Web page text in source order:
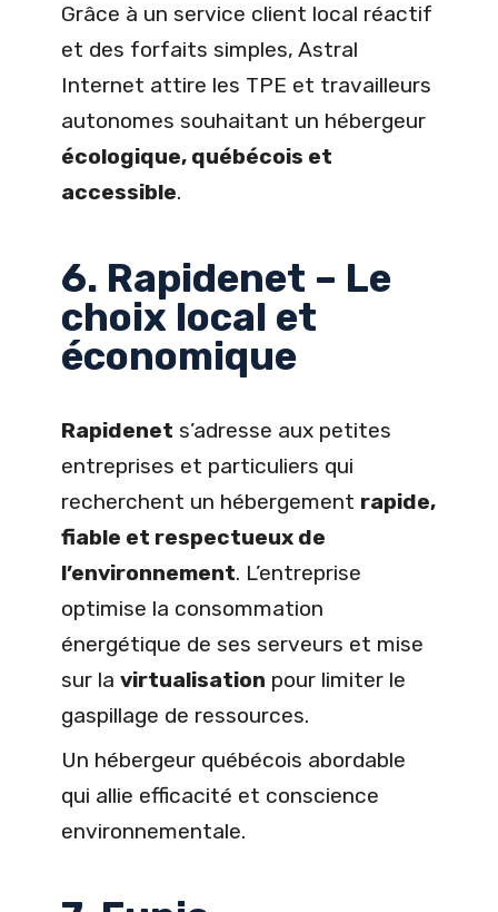
Grâce à un service client local réactif
et des forfaits simples, Astral
Internet attire les TPE et travailleurs
autonomes souhaitant un hébergeur
écologique, québécois et
accessible.
6. Rapidenet – Le
choix local et
économique
Rapidenet s’adresse aux petites
entreprises et particuliers qui
recherchent un hébergement rapide,
fiable et respectueux de
l’environnement. L’entreprise
optimise la consommation
énergétique de ses serveurs et mise
sur la virtualisation pour limiter le
gaspillage de ressources.
Un hébergeur québécois abordable
qui allie efficacité et conscience
environnementale.